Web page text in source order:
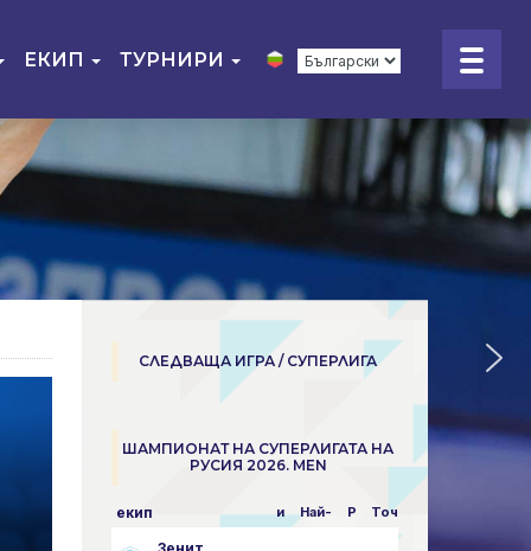
ЕКИП ТУРНИРИ
СЛЕДВАЩА ИГРА / СУПЕРЛИГА
ШАМПИОНАТ НА СУПЕРЛИГАТА НА
РУСИЯ 2026. MEN
екип и Най- P Точки